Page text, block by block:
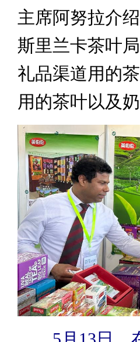
主席阿努拉介
斯里兰卡茶叶
礼品渠道用的
用的茶叶以及